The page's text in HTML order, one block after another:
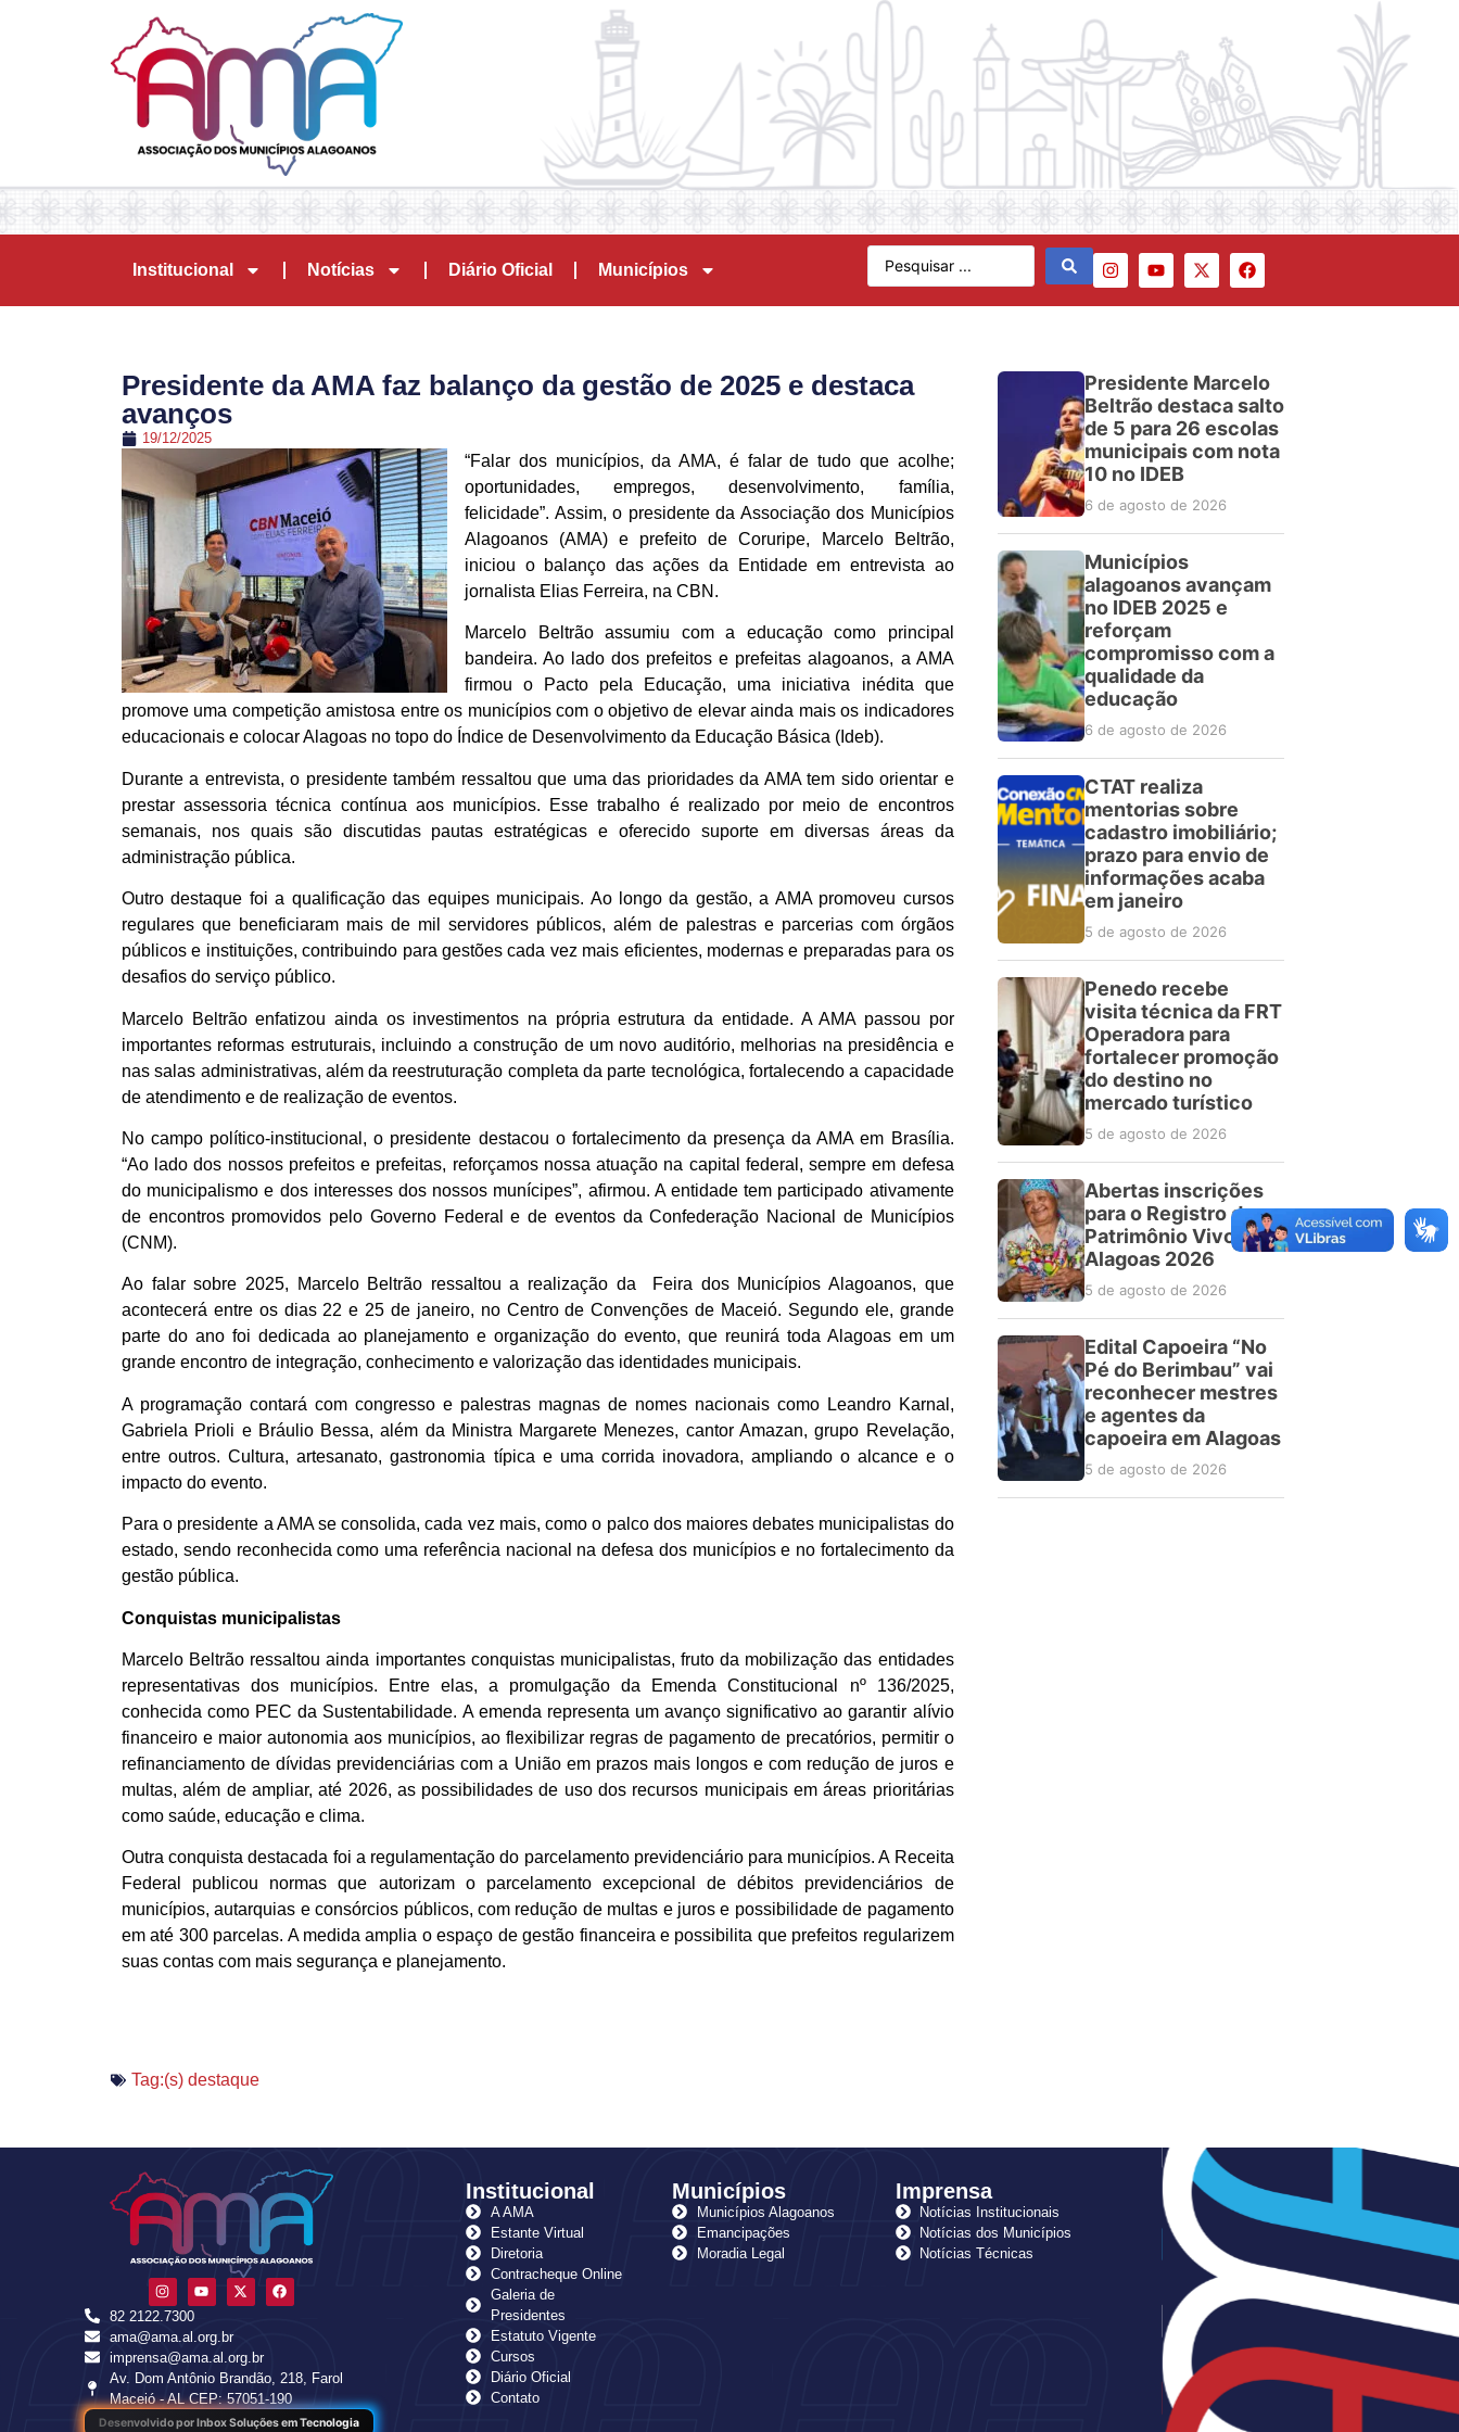
Institucional Notícias Diário Oficial Municípios
Presidente da AMA faz balanço da gestão de 2025 e destaca
avanços
19/12/2025
“Falar dos municípios, da AMA, é falar de tudo que acolhe;
oportunidades, empregos, desenvolvimento, família,
felicidade”. Assim, o presidente da Associação dos Municípios
Alagoanos (AMA) e prefeito de Coruripe, Marcelo Beltrão,
iniciou o balanço das ações da Entidade em entrevista ao
jornalista Elias Ferreira, na CBN.
Marcelo Beltrão assumiu com a educação como principal
bandeira. Ao lado dos prefeitos e prefeitas alagoanos, a AMA
firmou o Pacto pela Educação, uma iniciativa inédita que
promove uma competição amistosa entre os municípios com o objetivo de elevar ainda mais os indicadores
educacionais e colocar Alagoas no topo do Índice de Desenvolvimento da Educação Básica (Ideb).
Durante a entrevista, o presidente também ressaltou que uma das prioridades da AMA tem sido orientar e
prestar assessoria técnica contínua aos municípios. Esse trabalho é realizado por meio de encontros
semanais, nos quais são discutidas pautas estratégicas e oferecido suporte em diversas áreas da
administração pública.
Outro destaque foi a qualificação das equipes municipais. Ao longo da gestão, a AMA promoveu cursos
regulares que beneficiaram mais de mil servidores públicos, além de palestras e parcerias com órgãos
públicos e instituições, contribuindo para gestões cada vez mais eficientes, modernas e preparadas para os
desafios do serviço público.
Marcelo Beltrão enfatizou ainda os investimentos na própria estrutura da entidade. A AMA passou por
importantes reformas estruturais, incluindo a construção de um novo auditório, melhorias na presidência e
nas salas administrativas, além da reestruturação completa da parte tecnológica, fortalecendo a capacidade
de atendimento e de realização de eventos.
No campo político-institucional, o presidente destacou o fortalecimento da presença da AMA em Brasília.
“Ao lado dos nossos prefeitos e prefeitas, reforçamos nossa atuação na capital federal, sempre em defesa
do municipalismo e dos interesses dos nossos munícipes”, afirmou. A entidade tem participado ativamente
de encontros promovidos pelo Governo Federal e de eventos da Confederação Nacional de Municípios
(CNM).
Ao falar sobre 2025, Marcelo Beltrão ressaltou a realização da Feira dos Municípios Alagoanos, que
acontecerá entre os dias 22 e 25 de janeiro, no Centro de Convenções de Maceió. Segundo ele, grande
parte do ano foi dedicada ao planejamento e organização do evento, que reunirá toda Alagoas em um
grande encontro de integração, conhecimento e valorização das identidades municipais.
A programação contará com congresso e palestras magnas de nomes nacionais como Leandro Karnal,
Gabriela Prioli e Bráulio Bessa, além da Ministra Margarete Menezes, cantor Amazan, grupo Revelação,
entre outros. Cultura, artesanato, gastronomia típica e uma corrida inovadora, ampliando o alcance e o
impacto do evento.
Para o presidente a AMA se consolida, cada vez mais, como o palco dos maiores debates municipalistas do
estado, sendo reconhecida como uma referência nacional na defesa dos municípios e no fortalecimento da
gestão pública.
Conquistas municipalistas
Marcelo Beltrão ressaltou ainda importantes conquistas municipalistas, fruto da mobilização das entidades
representativas dos municípios. Entre elas, a promulgação da Emenda Constitucional nº 136/2025,
conhecida como PEC da Sustentabilidade. A emenda representa um avanço significativo ao garantir alívio
financeiro e maior autonomia aos municípios, ao flexibilizar regras de pagamento de precatórios, permitir o
refinanciamento de dívidas previdenciárias com a União em prazos mais longos e com redução de juros e
multas, além de ampliar, até 2026, as possibilidades de uso dos recursos municipais em áreas prioritárias
como saúde, educação e clima.
Outra conquista destacada foi a regulamentação do parcelamento previdenciário para municípios. A Receita
Federal publicou normas que autorizam o parcelamento excepcional de débitos previdenciários de
municípios, autarquias e consórcios públicos, com redução de multas e juros e possibilidade de pagamento
em até 300 parcelas. A medida amplia o espaço de gestão financeira e possibilita que prefeitos regularizem
suas contas com mais segurança e planejamento.
Presidente Marcelo
Beltrão destaca salto
de 5 para 26 escolas
municipais com nota
10 no IDEB
6 de agosto de 2026
Municípios
alagoanos avançam
no IDEB 2025 e
reforçam
compromisso com a
qualidade da
educação
6 de agosto de 2026
CTAT realiza
mentorias sobre
cadastro imobiliário;
prazo para envio de
informações acaba
em janeiro
5 de agosto de 2026
Penedo recebe
visita técnica da FRT
Operadora para
fortalecer promoção
do destino no
mercado turístico
5 de agosto de 2026
Abertas inscrições
para o Registro do
Patrimônio Vivo de
Alagoas 2026
5 de agosto de 2026
Edital Capoeira “No
Pé do Berimbau” vai
reconhecer mestres
e agentes da
capoeira em Alagoas
5 de agosto de 2026
Tag:(s) destaque
82 2122.7300
ama@ama.al.org.br
imprensa@ama.al.org.br
Av. Dom Antônio Brandão, 218, Farol
Maceió - AL CEP: 57051-190
Desenvolvido por Inbox Soluções em Tecnologia
Institucional
A AMA
Estante Virtual
Diretoria
Contracheque Online
Galeria de
Presidentes
Estatuto Vigente
Cursos
Diário Oficial
Contato
Municípios
Municípios Alagoanos
Emancipações
Moradia Legal
Imprensa
Notícias Institucionais
Notícias dos Municípios
Notícias Técnicas